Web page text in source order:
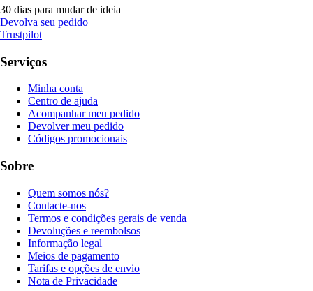
30 dias para mudar de ideia
Devolva seu pedido
Trustpilot
Serviços
Minha conta
Centro de ajuda
Acompanhar meu pedido
Devolver meu pedido
Códigos promocionais
Sobre
Quem somos nós?
Contacte-nos
Termos e condições gerais de venda
Devoluções e reembolsos
Informação legal
Meios de pagamento
Tarifas e opções de envio
Nota de Privacidade